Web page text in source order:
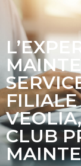
CLUB